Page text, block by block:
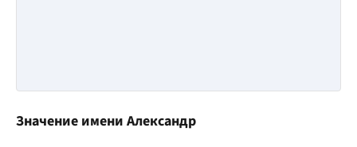
Значение имени Александр